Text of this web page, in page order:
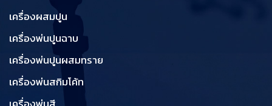
เครื่องผสมปูน
เครื่องพ่นปูนฉาบ
เครื่องพ่นปูนผสมทราย
เครื่องพ่นสกิมโค้ท